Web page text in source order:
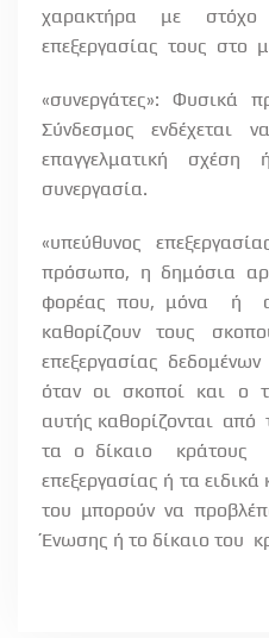
χαρακτήρα
με στόχο
επεξεργασίας τους στο
«συνεργάτες»:
Σύνδεσμος ενδέχεται
επαγγελματική
σχέση ή
συνεργασία.
«υπεύθυνος
πρόσωπο, η δημόσια
φορέας που, μόνα
ή
καθορίζουν
τους
επεξεργασίας
όταν οι σκοποί και ο
αυτής καθορίζονται από
τα ο δίκαιο
κράτους
επεξεργασίας ή τα ειδικά
του μπορούν να
Ένωσης ή το δίκαιο του